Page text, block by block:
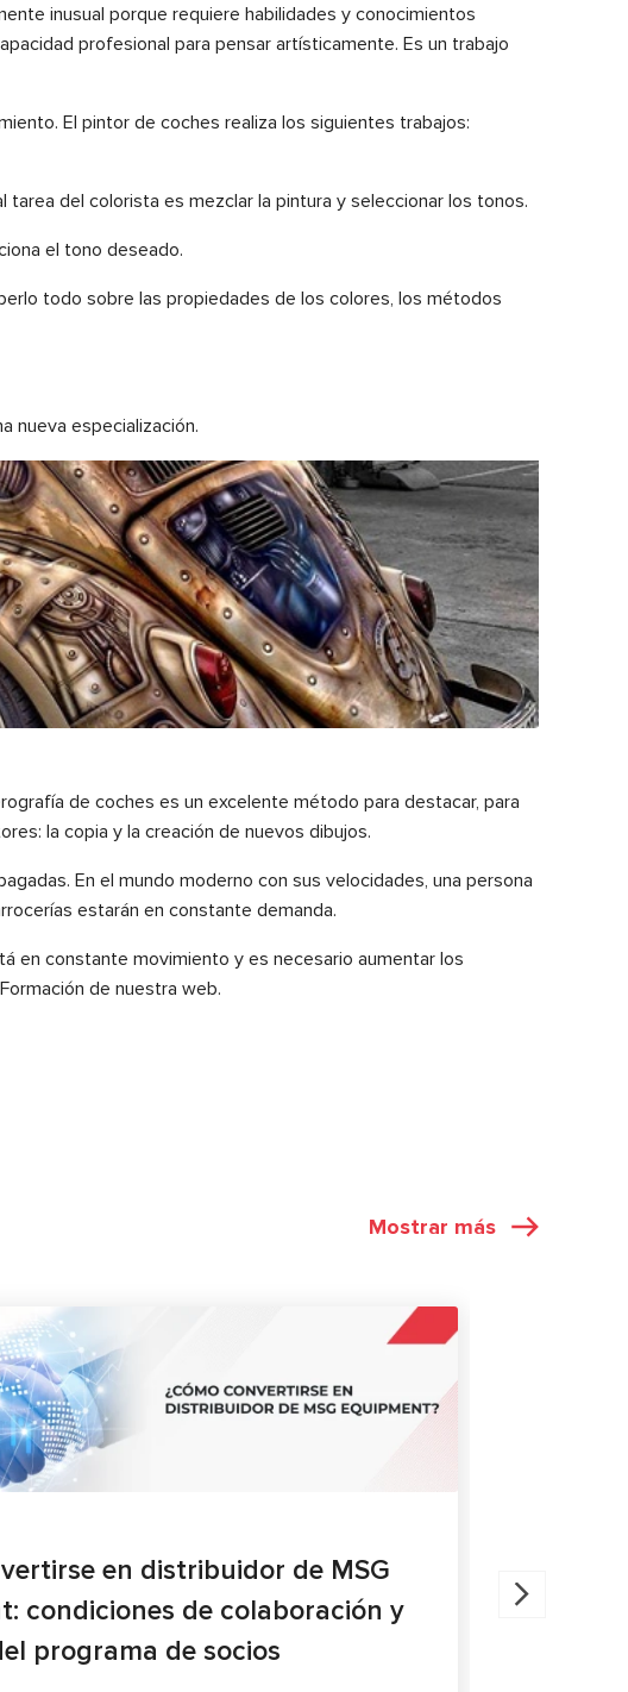
inusual porque requiere habilidades y conocimientos
profesional para pensar artísticamente. Es un trabajo
El pintor de coches realiza los siguientes trabajos:
del colorista es mezclar la pintura y seleccionar los tonos.
el tono deseado.
todo sobre las propiedades de los colores, los métodos
nueva especialización.
de coches es un excelente método para destacar, para
la copia y la creación de nuevos dibujos.
En el mundo moderno con sus velocidades, una persona
estarán en constante demanda.
en constante movimiento y es necesario aumentar los
de nuestra web.
Mostrar más
en distribuidor de MSG
condiciones de colaboración y
programa de socios